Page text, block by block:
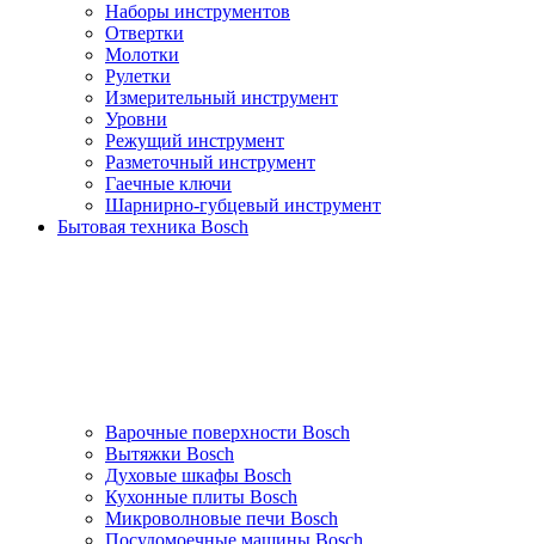
Наборы инструментов
Отвертки
Молотки
Рулетки
Измерительный инструмент
Уровни
Режущий инструмент
Разметочный инструмент
Гаечные ключи
Шарнирно-губцевый инструмент
Бытовая техника Bosch
Варочные поверхности Bosch
Вытяжки Bosch
Духовые шкафы Bosch
Кухонные плиты Bosch
Микроволновые печи Bosch
Посудомоечные машины Bosch